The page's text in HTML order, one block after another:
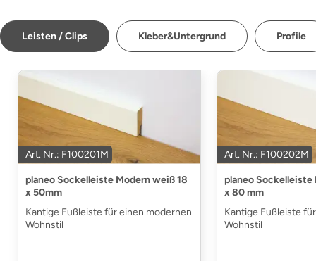
Leisten / Clips Kleber&Untergrund Profile
Art. Nr.: F100201M
planeo Sockelleiste Modern weiß 18
x 50mm
Kantige Fußleiste für einen modernen
Wohnstil
Art. Nr.: F100202M
planeo Sockelleiste
x 80 mm
Kantige Fußleiste
Wohnstil